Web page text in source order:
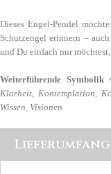
Dieses Engel-Pendel
Schutzengel erinnern –
und Du einfach nur
Weiterführende
Klarheit, Kontemplation,
Wissen, Visionen
Lieferumfang